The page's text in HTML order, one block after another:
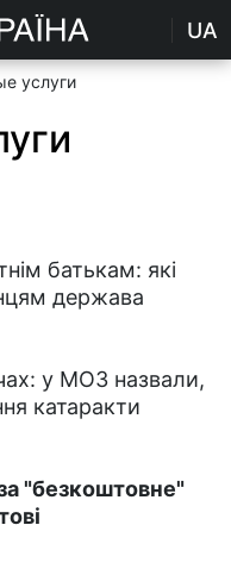
UA
услуги
батькам: які
держава
у МОЗ назвали,
катаракти
"безкоштовне"